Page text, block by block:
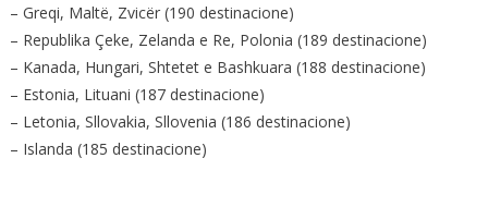
– Greqi, Maltë, Zvicër (190 destinacione)
– Republika Çeke, Zelanda e Re, Polonia (189 destinacione)
– Kanada, Hungari, Shtetet e Bashkuara (188 destinacione)
– Estonia, Lituani (187 destinacione)
– Letonia, Sllovakia, Sllovenia (186 destinacione)
– Islanda (185 destinacione)